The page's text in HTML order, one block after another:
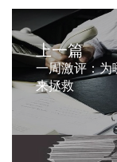
上一篇
一周激评：为
来拯救